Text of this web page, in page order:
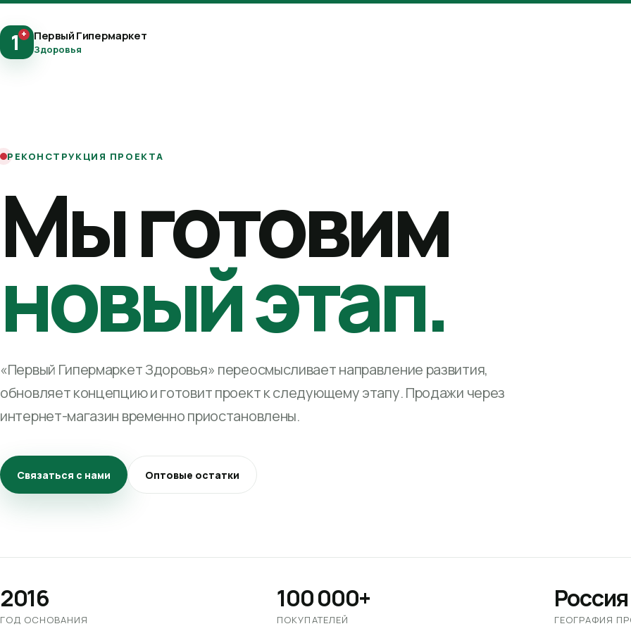
1+ Первый Гипермаркет
Здоровья
РЕКОНСТРУКЦИЯ ПРОЕКТА
Мы готовим
новый этап.
«Первый Гипермаркет Здоровья» переосмысливает направление развития,
обновляет концепцию и готовит проект к следующему этапу. Продажи через
интернет-магазин временно приостановлены.
Связаться с нами Оптовые остатки
2016
ГОД ОСНОВАНИЯ
100 000+
ПОКУПАТЕЛЕЙ
Россия
ГЕОГРАФИЯ